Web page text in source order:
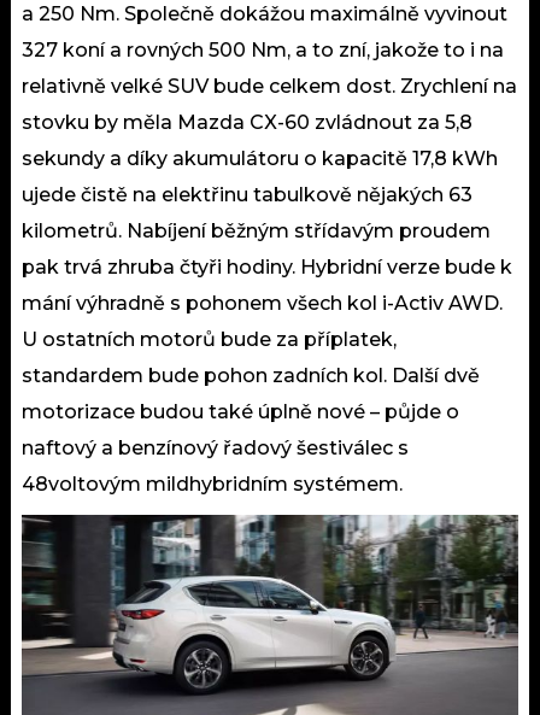
a 250 Nm. Společně dokážou maximálně vyvinout
327 koní a rovných 500 Nm, a to zní, jakože to i na
relativně velké SUV bude celkem dost. Zrychlení na
stovku by měla Mazda CX-60 zvládnout za 5,8
sekundy a díky akumulátoru o kapacitě 17,8 kWh
ujede čistě na elektřinu tabulkově nějakých 63
kilometrů. Nabíjení běžným střídavým proudem
pak trvá zhruba čtyři hodiny. Hybridní verze bude k
mání výhradně s pohonem všech kol i-Activ AWD.
U ostatních motorů bude za příplatek,
standardem bude pohon zadních kol. Další dvě
motorizace budou také úplně nové – půjde o
naftový a benzínový řadový šestiválec s
48voltovým mildhybridním systémem.